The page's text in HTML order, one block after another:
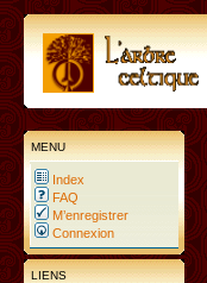
MENU
Index
FAQ
M’enregistrer
Connexion
LIENS